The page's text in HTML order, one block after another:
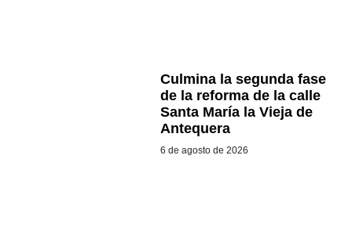
Culmina la segunda fase
de la reforma de la calle
Santa María la Vieja de
Antequera
6 de agosto de 2026